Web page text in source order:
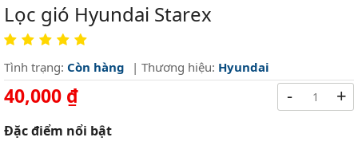
Lọc gió Hyundai Starex
Tình trạng: Còn hàng | Thương hiệu: Hyundai
40,000 ₫
Đặc điểm nổi bật
- +